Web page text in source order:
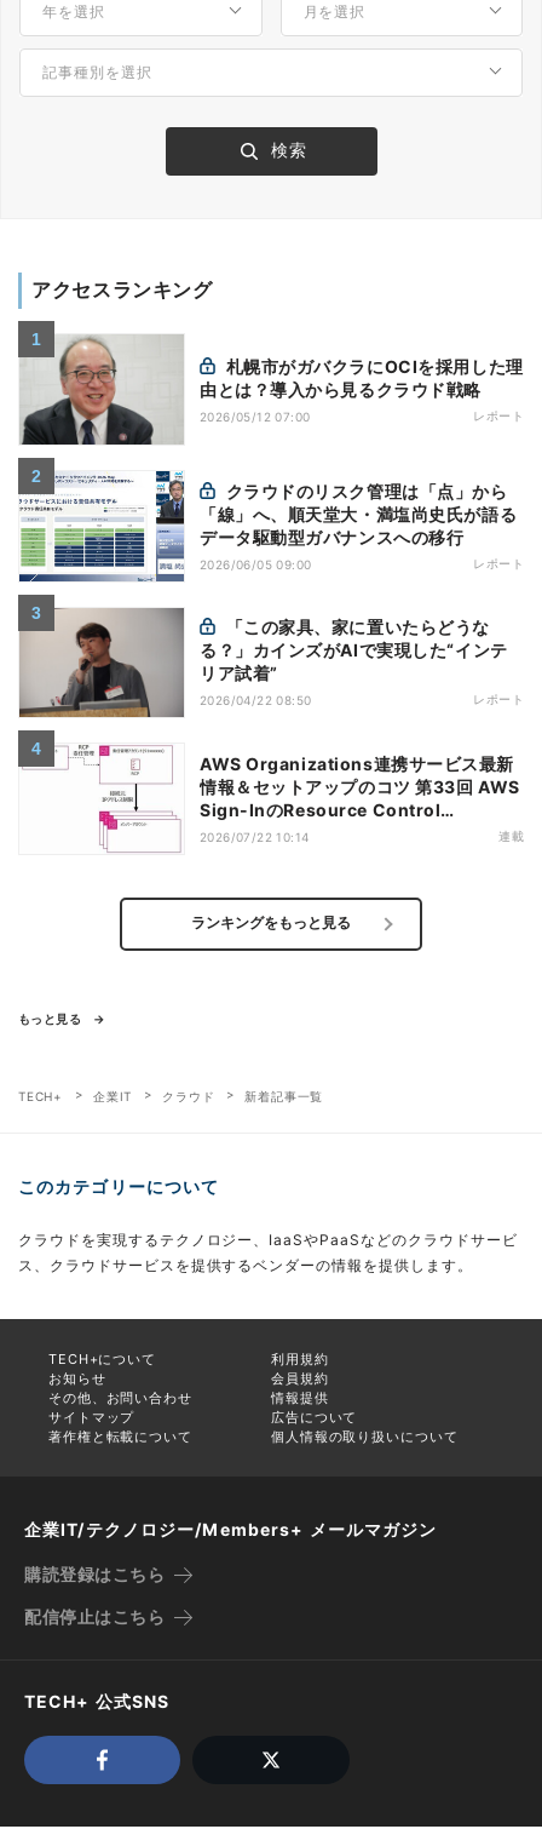
アクセスランキング
由とは？導入から見るクラウド戦略
2026/05/12 07:00 レポート
「線」へ、順天堂大・満塩尚史氏が語る
データ駆動型ガバナンスへの移行
2026/06/05 09:00 レポート
る？」カインズがAIで実現した“インテ
リア試着”
2026/04/22 08:50 レポート
AWS Organizations連携サービス最新
情報＆セットアップのコツ 第33回 AWS
Sign-InのResource Control
Policy（RCP）対応のメリットと注意点
2026/07/22 10:14 連載
ランキングをもっと見る
もっと見る
TECH+ 企業IT クラウド 新着記事一覧
このカテゴリーについて
クラウドを実現するテクノロジー、IaaSやPaaSなどのクラウドサービ
ス、クラウドサービスを提供するベンダーの情報を提供します。
TECH+について
利用規約
お知らせ
会員規約
その他、お問い合わせ
情報提供
サイトマップ
広告について
著作権と転載について
個人情報の取り扱いについて
企業IT/テクノロジー/Members+ メールマガジン
購読登録はこちら
配信停止はこちら
TECH+ 公式SNS